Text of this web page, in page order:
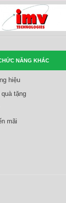
NĂNG KHÁC
hiệu
quà tặng
mãi